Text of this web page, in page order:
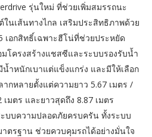
รุ่นใหม่ ที่ช่วยเพิ่มสมรรถนะ
ในเส้นทางไกล เสริมประสิทธิภาพด้วย
เอกสิทธิ์เฉพาะฮีโน่ที่ช่วยประหยัด
โครงสร้างแชสซีและระบบรองรับน้ำ
ำหนักเบาแต่แข็งแกร่ง และมีให้เลือก
กหลายตั้งแต่ความยาว 5.67 เมตร /
เมตร และยาวสุดถึง 8.87 เมตร
บบความปลอดภัยครบครัน ทั้งระบบ
ตรฐาน ช่วยควบคุมรถได้อย่างมั่นใจ